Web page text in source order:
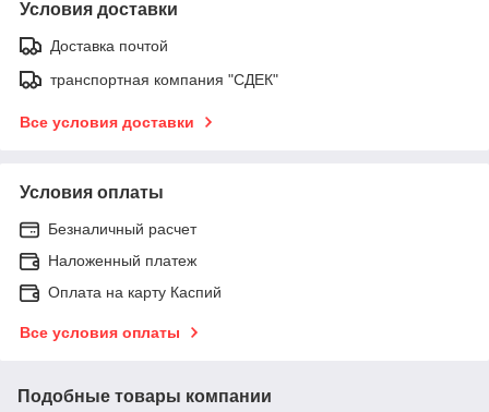
Условия доставки
Доставка почтой
транспортная компания "СДЕК"
Все условия доставки
Условия оплаты
Безналичный расчет
Наложенный платеж
Оплата на карту Каспий
Все условия оплаты
Подобные товары компании